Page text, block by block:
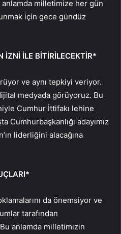
milletimize her gün
için gece gündüz
İZNİ İLE BİTİRİLECEKTİR*
ve aynı tepkiyi veriyor.
medyada görüyoruz. Bu
Cumhur İttifakı lehine
Cumhurbaşkanlığı adayımız
liderliğini alacağına
da önemsiyor ve
tarafından
anlamda milletimizin